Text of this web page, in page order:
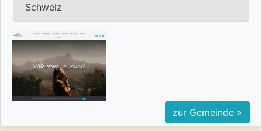
Schweiz
zur Gemeinde »